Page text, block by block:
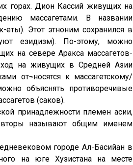
горах. Дион Кассий живущих на
массагетами. В названии
еты). Этот этноним сохранился в
езидизм). По-этому, можно
на севере Аракса массагетов-
на живущих в Средней Азии
от¬носятся к массагетскому/
объяснять противоречивые
(саков).
принадлежности племен асии,
называют общим именем
городе Ал-Басийан в
на юге Хузистана на месте